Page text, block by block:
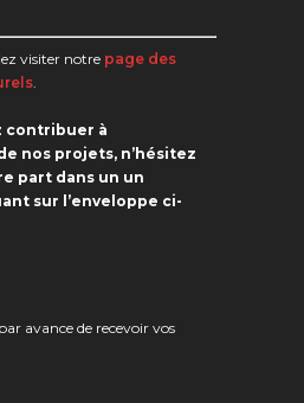
visiter notre page des
.
contribuer à
nos projets, n’hésitez
part dans un un
sur l’enveloppe ci-
avance de recevoir vos